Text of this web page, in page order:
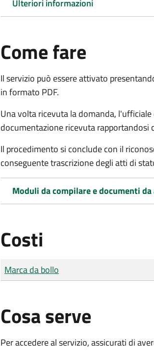
Ulteriori informazioni
Come fare
Il servizio può essere attivato
in formato PDF.
Una volta ricevuta la domanda,
documentazione ricevuta
Il procedimento si conclude con il
conseguente trascrizione degli atti di
Moduli da compilare e documenti
Costi
Tipo di pagamento
Importo
Marca da bollo
Cosa serve
Per accedere al servizio, assicurati di